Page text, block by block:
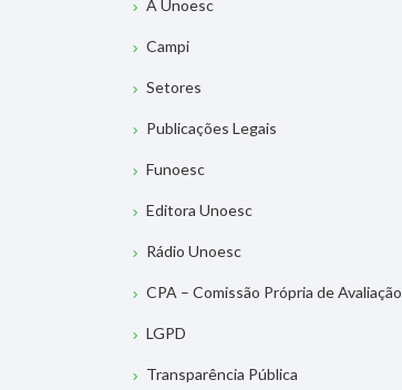
A Unoesc
Campi
Setores
Publicações Legais
Funoesc
Editora Unoesc
Rádio Unoesc
CPA – Comissão Própria de Avaliação
LGPD
Transparência Pública